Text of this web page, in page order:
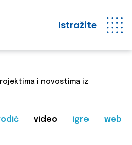
Istražite
i novostima iz
video igre web